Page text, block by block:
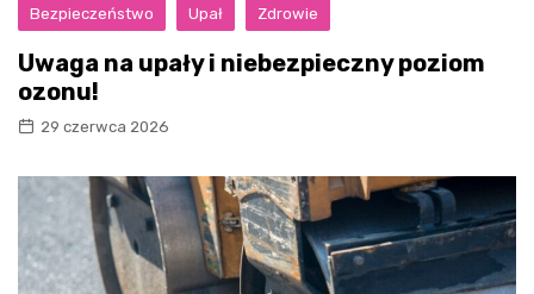
Bezpieczeństwo Upał Zdrowie
Uwaga na upały i niebezpieczny poziom
ozonu!
29 czerwca 2026